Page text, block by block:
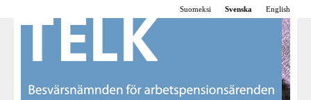
Suomeksi Svenska English